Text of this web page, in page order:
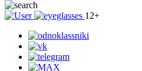
12+